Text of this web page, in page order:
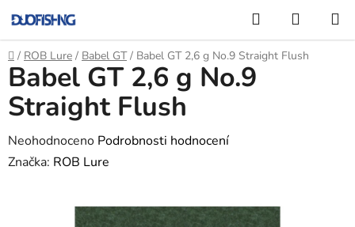
na
obsah
Hledat
KOŠÍK
Domů
/ ROB Lure / Babel GT / Babel GT 2,6 g No.9 Straight Flush
Babel GT 2,6 g No.9
Straight Flush
Průměrné
hodnocení
Neohodnoceno Podrobnosti hodnocení
Značka: ROB Lure